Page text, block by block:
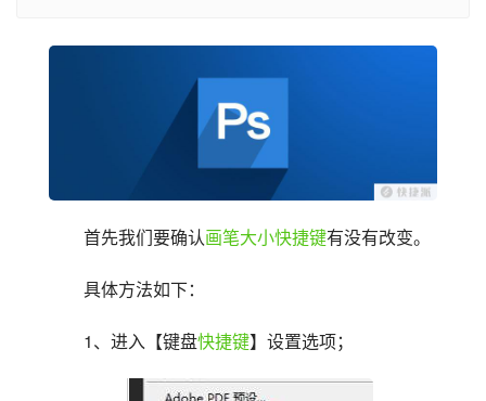
首先我们要确认画笔大小快捷键有没有改变。
具体方法如下：
1、进入【键盘快捷键】设置选项；